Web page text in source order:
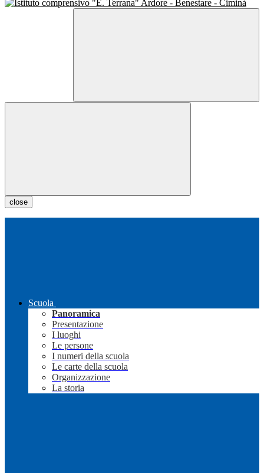
close
Scuola
Panoramica
Presentazione
I luoghi
Le persone
I numeri della scuola
Le carte della scuola
Organizzazione
La storia